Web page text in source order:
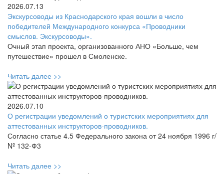
2026.07.13
Экскурсоводы из Краснодарского края вошли в число
победителей Международного конкурса «Проводники
смыслов. Экскурсоводы».
Очный этап проекта, организованного АНО «Больше, чем
путешествие» прошел в Смоленске.
Читать далее >>
2026.07.10
О регистрации уведомлений о туристских мероприятиях для
аттестованных инструкторов-проводников.
Согласно статье 4.5 Федерального закона от 24 ноября 1996 г/
Nº 132-Ф3
Читать далее >>